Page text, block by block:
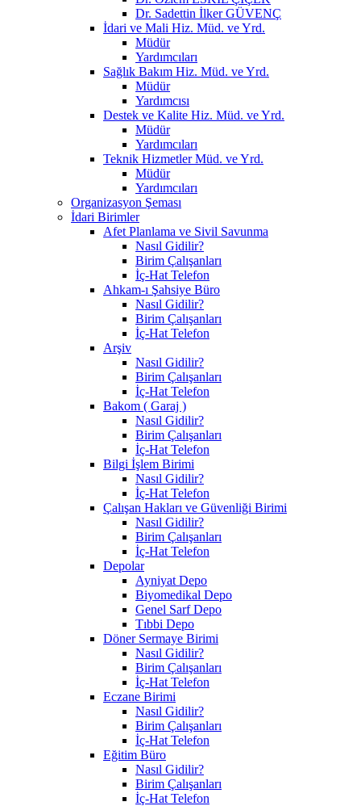
Dr. Sadettin İlker GÜVENÇ
İdari ve Mali Hiz. Müd. ve Yrd.
Müdür
Yardımcıları
Sağlık Bakım Hiz. Müd. ve Yrd.
Müdür
Yardımcısı
Destek ve Kalite Hiz. Müd. ve Yrd.
Müdür
Yardımcıları
Teknik Hizmetler Müd. ve Yrd.
Müdür
Yardımcıları
Organizasyon Şeması
İdari Birimler
Afet Planlama ve Sivil Savunma
Nasıl Gidilir?
Birim Çalışanları
İç-Hat Telefon
Ahkam-ı Şahsiye Büro
Nasıl Gidilir?
Birim Çalışanları
İç-Hat Telefon
Arşiv
Nasıl Gidilir?
Birim Çalışanları
İç-Hat Telefon
Bakom ( Garaj )
Nasıl Gidilir?
Birim Çalışanları
İç-Hat Telefon
Bilgi İşlem Birimi
Nasıl Gidilir?
İç-Hat Telefon
Çalışan Hakları ve Güvenliği Birimi
Nasıl Gidilir?
Birim Çalışanları
İç-Hat Telefon
Depolar
Ayniyat Depo
Biyomedikal Depo
Genel Sarf Depo
Tıbbi Depo
Döner Sermaye Birimi
Nasıl Gidilir?
Birim Çalışanları
İç-Hat Telefon
Eczane Birimi
Nasıl Gidilir?
Birim Çalışanları
İç-Hat Telefon
Eğitim Büro
Nasıl Gidilir?
Birim Çalışanları
İç-Hat Telefon